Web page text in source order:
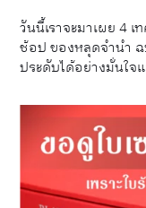
วันนี้เราจะมาเผย 4
ช้อป ของหลุดจำนำ
ประดับได้อย่างมั่นใจ